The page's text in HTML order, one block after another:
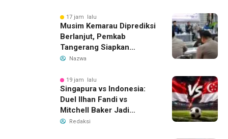
Pengelolaan Limbah
17 jam lalu
Musim Kemarau Diprediksi
Berlanjut, Pemkab
Tangerang Siapkan
Langkah Antisipasi Krisis
Nazwa
19 jam lalu
Singapura vs Indonesia:
Duel Ilhan Fandi vs
Mitchell Baker Jadi
Sorotan di Piala AFF 2026
Redaksi